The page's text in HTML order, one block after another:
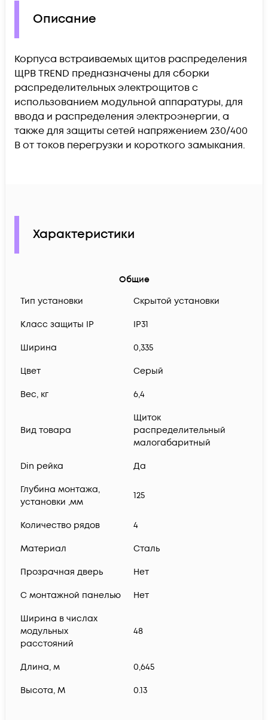
Описание
Корпуса встраиваемых щитов распределения
ЩРВ TREND предназначены для сборки
распределительных электрощитов с
использованием модульной аппаратуры, для
ввода и распределения электроэнергии, а
также для защиты сетей напряжением 230/400
В от токов перегрузки и короткого замыкания.
Характеристики
Общие
Тип установки
Скрытой установки
Класс защиты IP IP31
Ширина 0,335
Цвет Серый
Вес, кг 6,4
Вид товара
Щиток
распределительный
малогабаритный
Din рейка Да
Глубина монтажа,
установки ,мм
125
Количество рядов 4
Материал Сталь
Прозрачная дверь Нет
С монтажной панелью Нет
Ширина в числах
модульных
расстояний
48
Длина, м 0,645
Высота, М 0.13